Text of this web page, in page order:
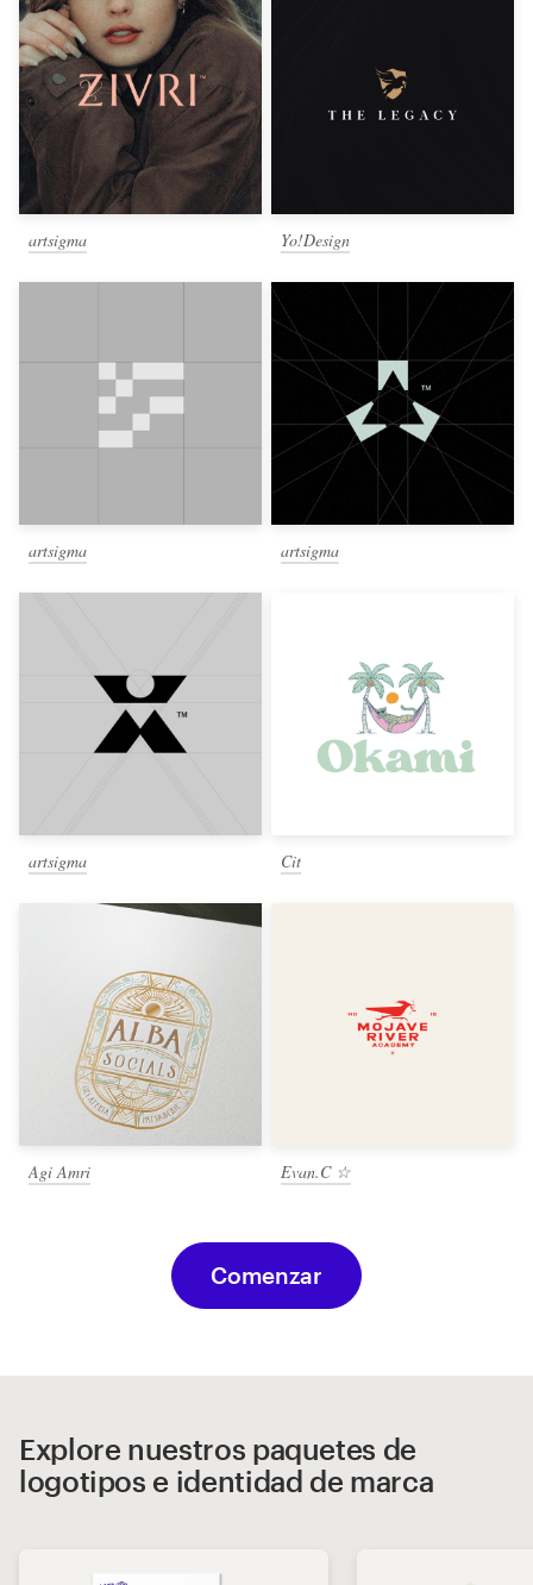
artsigma Yo!Design
artsigma artsigma
artsigma Cit
Agi Amri Evan.C ☆
Comenzar
Explore nuestros paquetes de
logotipos e identidad de marca